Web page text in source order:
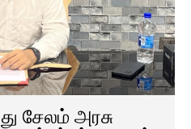
சேலம் அரசு